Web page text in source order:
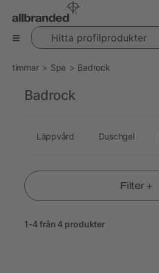
Hitta profilprodukter
timmar Spa Badrock
Filter +
1-4 från 4 produkter
Badrock
Läppvård Duschgel